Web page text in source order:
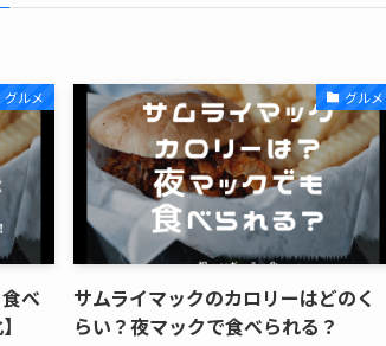
グルメ
べ
グルメ
サムライマックのカロリーはどのく
らい？夜マックで食べられる？